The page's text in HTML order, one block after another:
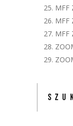
25. MFF
26. MFF
27. MFF
28.
29.